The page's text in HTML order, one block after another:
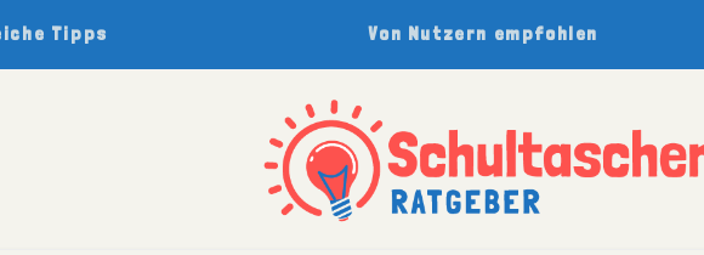
Tipps Von Nutzern empfohlen